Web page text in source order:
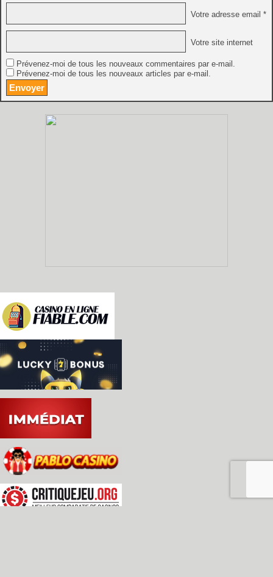
Votre adresse email *
Votre site internet
Prévenez-moi de tous les nouveaux commentaires par e-mail.
Prévenez-moi de tous les nouveaux articles par e-mail.